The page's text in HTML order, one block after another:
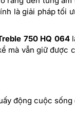
là giải pháp tối
750 HQ 064
mà vẫn giữ được
động cuộc sống